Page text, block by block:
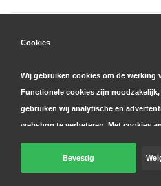
© Copyright 2026
Cookies
Wij gebruiken cookies om de werking
Functionele cookies zijn
gebruiken wij analytische en
webshop te verbeteren. Met cookies
zowel binnen als buiten onze website,
personaliseren en advertenties te
cookie- en privacyverklaring. Klik op
Bevestig